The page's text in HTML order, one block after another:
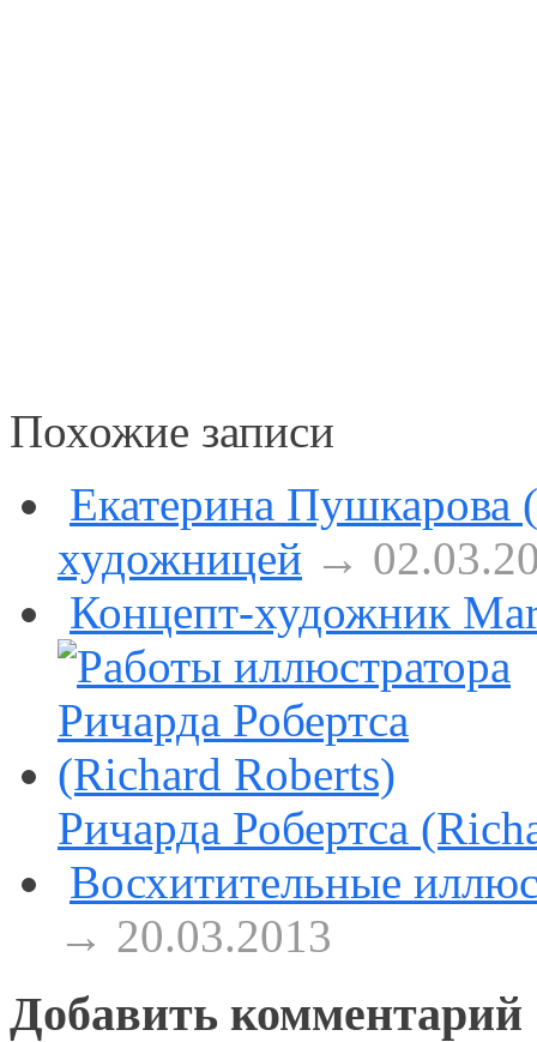
Похожие записи
Екатерина
художницей →
Концепт-художник
Ричарда Робертса
Восхитительные
→ 20.03.2013
Добавить комментарий